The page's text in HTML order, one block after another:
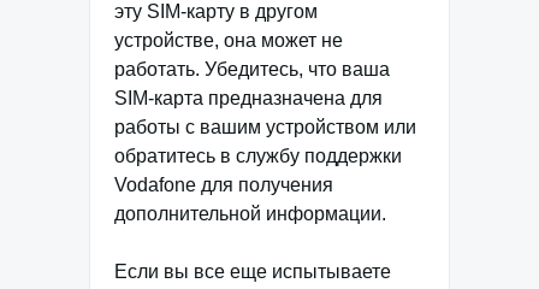
эту SIM-карту в другом
устройстве, она может не
работать. Убедитесь, что ваша
SIM-карта предназначена для
работы с вашим устройством или
обратитесь в службу поддержки
Vodafone для получения
дополнительной информации.
Если вы все еще испытываете